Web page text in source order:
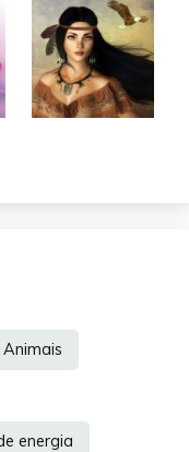
Animais
energia